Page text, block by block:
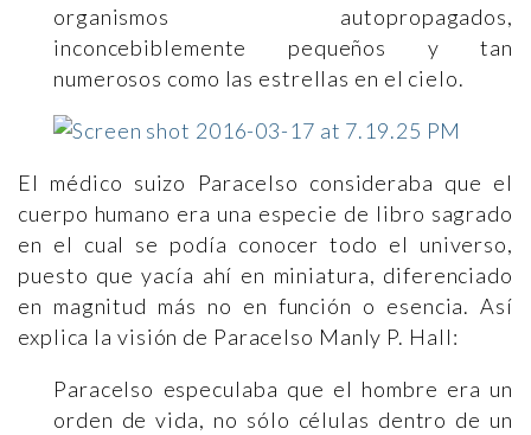
organismos autopropagados,
inconcebiblemente pequeños y tan
numerosos como las estrellas en el cielo.
El médico suizo Paracelso consideraba que el
cuerpo humano era una especie de libro sagrado
en el cual se podía conocer todo el universo,
puesto que yacía ahí en miniatura, diferenciado
en magnitud más no en función o esencia. Así
explica la visión de Paracelso Manly P. Hall:
Paracelso especulaba que el hombre era un
orden de vida, no sólo células dentro de un